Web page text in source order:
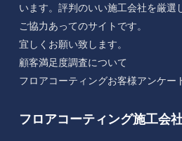
います。評判のいい施工会社を厳選
ご協力あってのサイトです。
宜しくお願い致します。
顧客満足度調査について
フロアコーティングお客様アンケー
フロアコーティング施工会